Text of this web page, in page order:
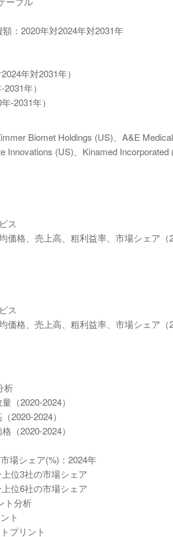
：2020年対2024年対2031年
年対2031年）
年）
-2031年）
Biomet Holdings (US)、A&E
Innovations (US)、Kinamed
ス
格、売上高、粗利益率、市場シェア（
ス
格、売上高、粗利益率、市場シェア（
析
（2020-2024）
2020-2024）
（2020-2024）
場シェア(%)：2024年
位3社の市場シェア
位6社の市場シェア
ト分析
ト
プリント